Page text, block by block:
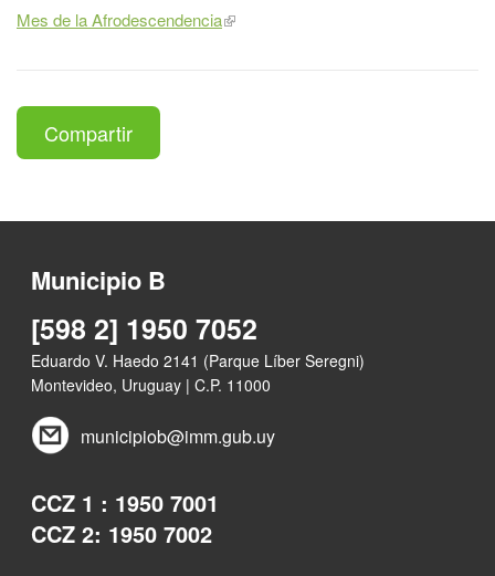
Mes de la Afrodescendencia
Compartir
Municipio B
[598 2] 1950 7052
Eduardo V. Haedo 2141 (Parque Líber Seregni)
Montevideo, Uruguay | C.P. 11000
municipiob@imm.gub.uy
CCZ 1 : 1950 7001
CCZ 2: 1950 7002